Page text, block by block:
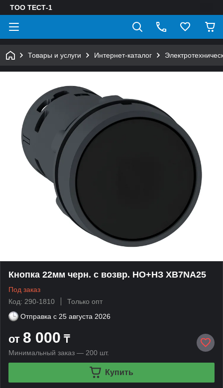
ТОО ТЕСТ-1
Товары и услуги Интернет-каталог
Кнопка 22мм черн. с возвр. НО+НЗ XB7NA25
Под заказ
Код: 290-1810
Только опт
Отправка с 25 августа 2026
от 8 000 ₸
Минимальный заказ — 200 шт.
Купить